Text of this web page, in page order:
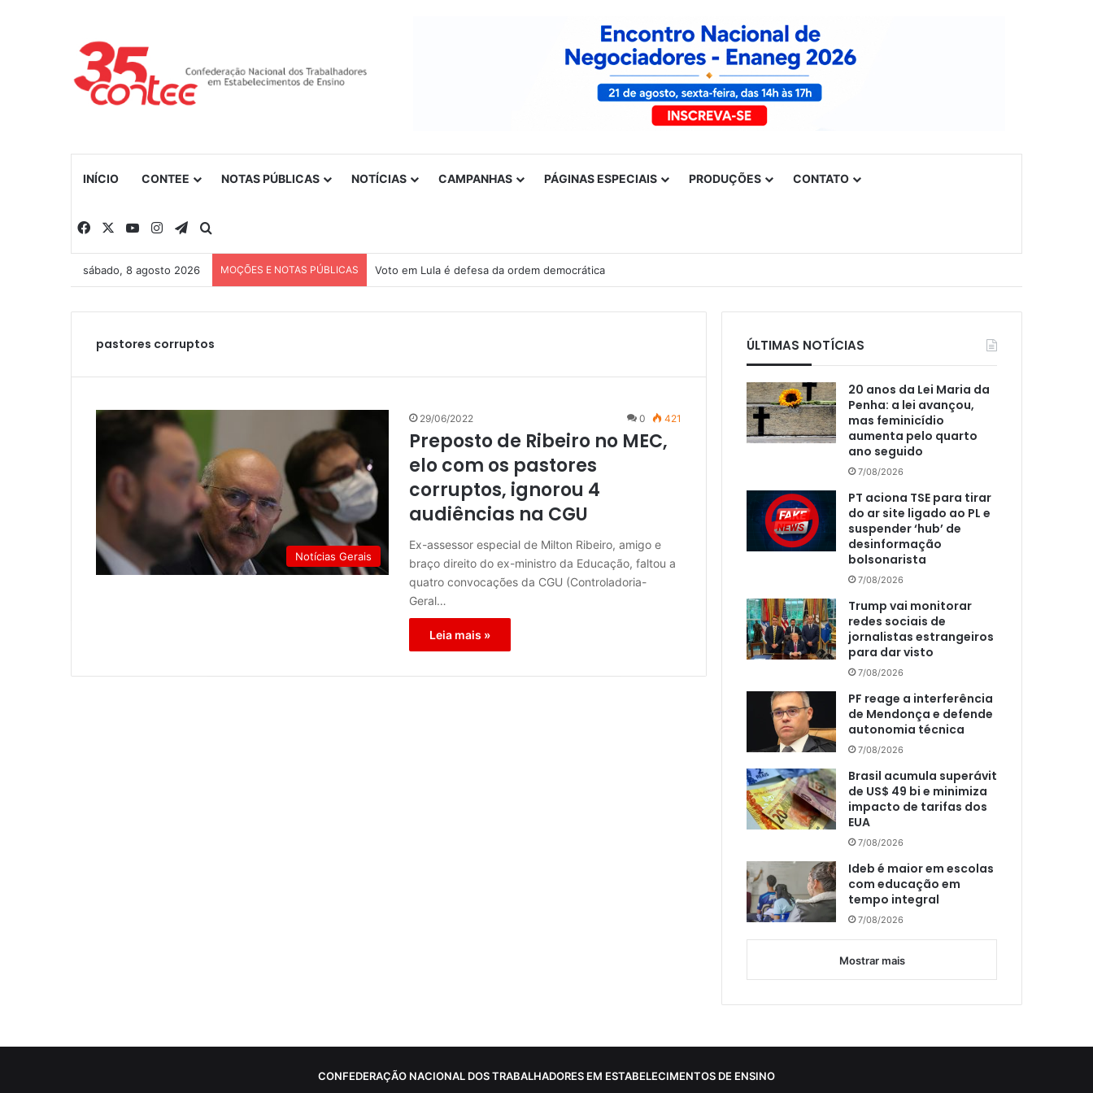
INÍCIO CONTEE NOTAS PÚBLICAS NOTÍCIAS CAMPANHAS PÁGINAS ESPECIAIS PRODUÇÕES CONTATO
Facebook YouTubeInstagramTelegram
sábado, 8 agosto 2026 MOÇÕES E NOTAS PÚBLICAS Voto em Lula é defesa da ordem democrática
pastores corruptos
Notícias Gerais
29/06/2022 0 421
Preposto de Ribeiro no MEC,
elo com os pastores
corruptos, ignorou 4
audiências na CGU
Ex-assessor especial de Milton Ribeiro, amigo e
braço direito do ex-ministro da Educação, faltou a
quatro convocações da CGU (Controladoria-
Geral…
Leia mais »
ÚLTIMAS NOTÍCIAS
20 anos da Lei Maria da
Penha: a lei avançou,
mas feminicídio
aumenta pelo quarto
ano seguido
7/08/2026
PT aciona TSE para tirar
do ar site ligado ao PL e
suspender ‘hub’ de
desinformação
bolsonarista
7/08/2026
Trump vai monitorar
redes sociais de
jornalistas estrangeiros
para dar visto
7/08/2026
PF reage a interferência
de Mendonça e defende
autonomia técnica
7/08/2026
Brasil acumula superávit
de US$ 49 bi e minimiza
impacto de tarifas dos
EUA
7/08/2026
Ideb é maior em escolas
com educação em
tempo integral
7/08/2026
Mostrar mais
CONFEDERAÇÃO NACIONAL DOS TRABALHADORES EM ESTABELECIMENTOS DE ENSINO